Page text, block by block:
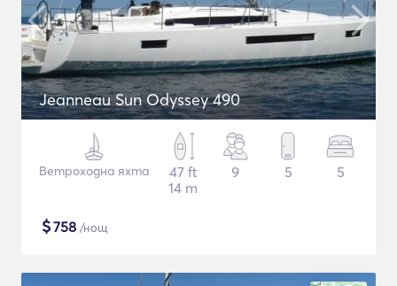
Jeanneau Sun Odyssey 490
Ветроходна яхта
47 ft
14 m
9 5 5
$758 /нощ